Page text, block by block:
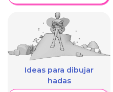
Ideas para dibujar
hadas